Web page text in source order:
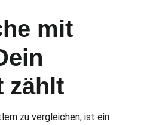
mit
zählt
zu vergleichen, ist ein